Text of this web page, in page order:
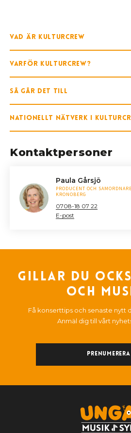
Vad är Kulturcrew
Varför Kulturcrew?
Så går det till
Nationellt nätverk i
Kontaktpersoner
Paula Gårsjö
PRODUCENT OCH
KRONOBERG
0708-18 07 22
E-post
Gillar du
och
Få konserttips och senaste nytt
Anmäl dig till vårt
Prenumerera